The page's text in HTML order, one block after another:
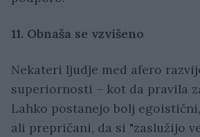
11. Obnaša se vzvišeno
Nekateri ljudje med afero
superiornosti – kot da pravila
Lahko postanejo bolj
ali prepričani, da si "zaslužijo